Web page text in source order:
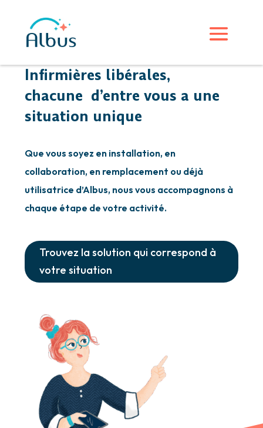
Infirmières libérales,
chacune d’entre vous a une
situation unique
Que vous soyez en installation, en
collaboration, en remplacement ou déjà
utilisatrice d’Albus, nous vous accompagnons à
chaque étape de votre activité.
Trouvez la solution qui correspond à
votre situation